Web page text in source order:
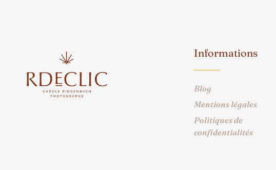
Informations
Blog
Mentions légales
Politiques de
confidentialités